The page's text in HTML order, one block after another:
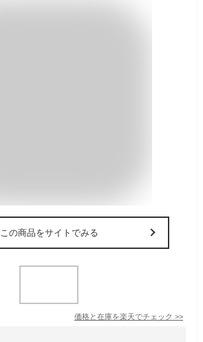
この商品をサイトでみる
価格と在庫を楽天でチェック >>